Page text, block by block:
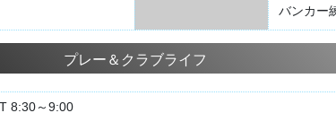
バンカー
プレー＆クラブライフ
8:30～9:00